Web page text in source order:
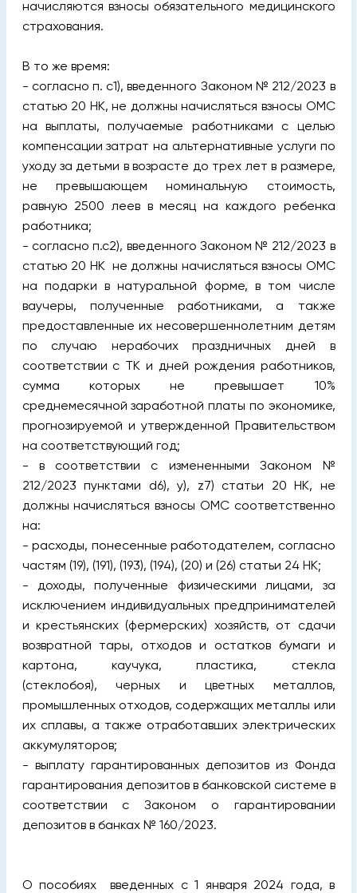
начисляются взносы обязательного медицинского
страхования.
В то же время:
- согласно п. с1), введенного Законом № 212/2023 в
статью 20 НK, не должны начисляться взносы ОМС
на выплаты, получаемые работниками с целью
компенсации затрат на альтернативные услуги по
уходу за детьми в возрасте до трех лет в размере,
не превышающем номинальную стоимость,
равную 2500 леев в месяц на каждого ребенка
работника;
- согласно п.с2), введенного Законом № 212/2023 в
статью 20 НК не должны начисляться взносы ОМС
на подарки в натуральной форме, в том числе
ваучеры, полученные работниками, а также
предоставленные их несовершеннолетним детям
по случаю нерабочих праздничных дней в
соответствии с ТK и дней рождения работников,
сумма которых не превышает 10%
среднемесячной заработной платы по экономике,
прогнозируемой и утвержденной Правительством
на соответствующий год;
- в соответствии с измененными Законом №
212/2023 пунктами d6), у), z7) статьи 20 НК, не
должны начисляться взносы ОМС соответственно
на:
- расходы, понесенные работодателем, согласно
частям (19), (191), (193), (194), (20) и (26) статьи 24 НK;
- доходы, полученные физическими лицами, за
исключением индивидуальных предпринимателей
и крестьянских (фермерских) хозяйств, от сдачи
возвратной тары, отходов и остатков бумаги и
картона, каучука, пластика, стекла
(стеклобоя), черных и цветных металлов,
промышленных отходов, содержащих металлы или
их сплавы, а также отработавших электрических
аккумуляторов;
- выплату гарантированных депозитов из Фонда
гарантирования депозитов в банковской системе в
соответствии с Законом о гарантировании
депозитов в банках № 160/2023.
О пособиях введенных с 1 января 2024 года, в